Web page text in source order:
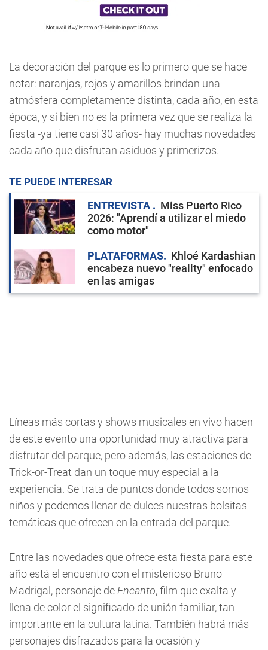
La decoración del parque es lo primero que se hace
notar: naranjas, rojos y amarillos brindan una
atmósfera completamente distinta, cada año, en esta
época, y si bien no es la primera vez que se realiza la
fiesta -ya tiene casi 30 años- hay muchas novedades
cada año que disfrutan asiduos y primerizos.
TE PUEDE INTERESAR
ENTREVISTA
Miss Puerto Rico
2026: "Aprendí a utilizar el miedo
como motor"
PLATAFORMAS
Khloé Kardashian
encabeza nuevo "reality" enfocado
en las amigas
Líneas más cortas y shows musicales en vivo hacen
de este evento una oportunidad muy atractiva para
disfrutar del parque, pero además, las estaciones de
Trick-or-Treat dan un toque muy especial a la
experiencia. Se trata de puntos donde todos somos
niños y podemos llenar de dulces nuestras bolsitas
temáticas que ofrecen en la entrada del parque.
Entre las novedades que ofrece esta fiesta para este
año está el encuentro con el misterioso Bruno
Madrigal, personaje de Encanto, film que exalta y
llena de color el significado de unión familiar, tan
importante en la cultura latina. También habrá más
personajes disfrazados para la ocasión y